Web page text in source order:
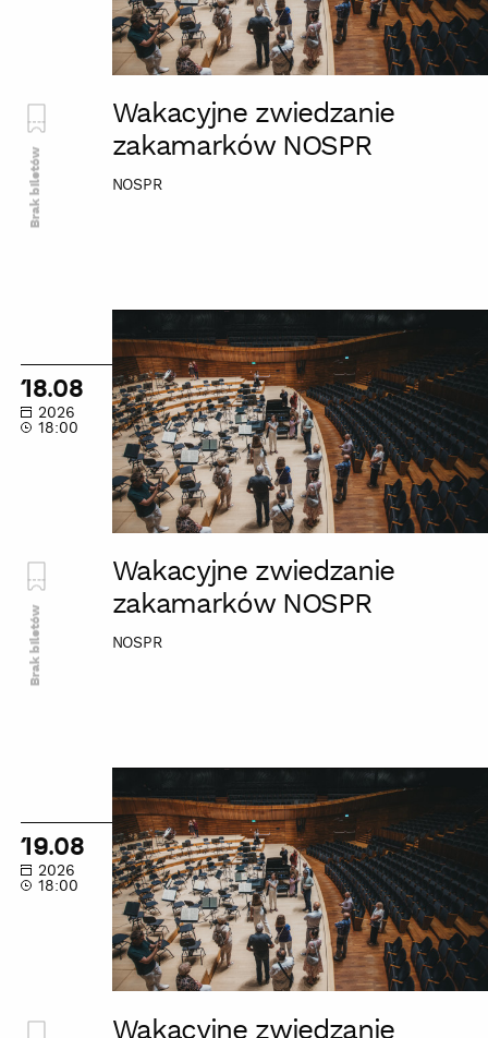
Wakacyjne zwiedzanie
zakamarków NOSPR
NOSPR
Brak biletów
zwiedzanie
zakamarków
NOSPR
18.08
2026
18:00
Wakacyjne zwiedzanie
zakamarków NOSPR
NOSPR
Brak biletów
zwiedzanie
zakamarków
NOSPR
19.08
2026
18:00
Wakacyjne zwiedzanie